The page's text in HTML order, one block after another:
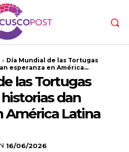
Día Mundial de las Tortugas
esperanza en América...
las Tortugas
dan
América Latina
16/06/2026